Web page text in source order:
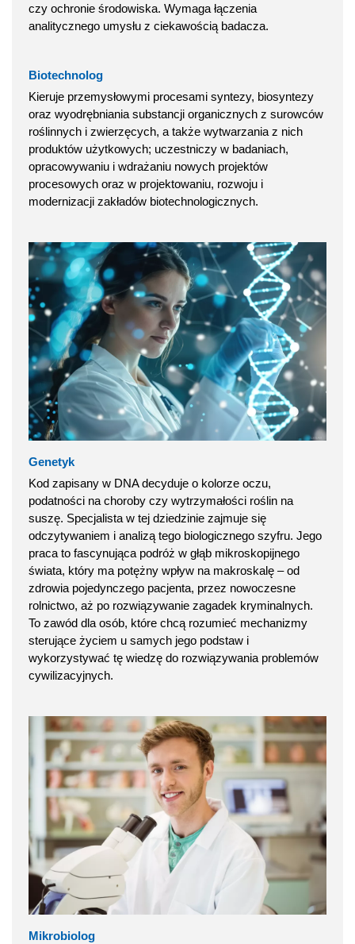
czy ochronie środowiska. Wymaga łączenia
analitycznego umysłu z ciekawością badacza.
Biotechnolog
Kieruje przemysłowymi procesami syntezy, biosyntezy
oraz wyodrębniania substancji organicznych z surowców
roślinnych i zwierzęcych, a także wytwarzania z nich
produktów użytkowych; uczestniczy w badaniach,
opracowywaniu i wdrażaniu nowych projektów
procesowych oraz w projektowaniu, rozwoju i
modernizacji zakładów biotechnologicznych.
Genetyk
Kod zapisany w DNA decyduje o kolorze oczu,
podatności na choroby czy wytrzymałości roślin na
suszę. Specjalista w tej dziedzinie zajmuje się
odczytywaniem i analizą tego biologicznego szyfru. Jego
praca to fascynująca podróż w głąb mikroskopijnego
świata, który ma potężny wpływ na makroskalę – od
zdrowia pojedynczego pacjenta, przez nowoczesne
rolnictwo, aż po rozwiązywanie zagadek kryminalnych.
To zawód dla osób, które chcą rozumieć mechanizmy
sterujące życiem u samych jego podstaw i
wykorzystywać tę wiedzę do rozwiązywania problemów
cywilizacyjnych.
Mikrobiolog